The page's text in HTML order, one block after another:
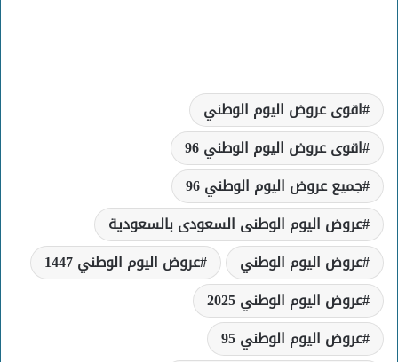
اقوى عروض اليوم الوطني
اقوى عروض اليوم الوطني 96
جميع عروض اليوم الوطني 96
عروض اليوم الوطنى السعودى بالسعودية
عروض اليوم الوطني
عروض اليوم الوطني 1447
عروض اليوم الوطني 2025
عروض اليوم الوطني 95